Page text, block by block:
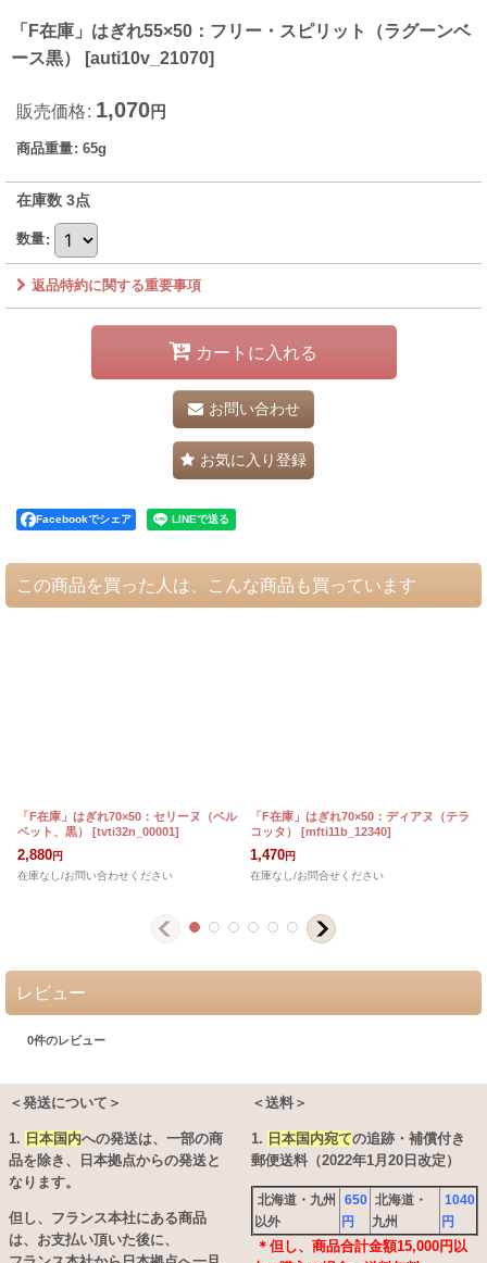
「F在庫」はぎれ55×50：フリー・スピリット（ラグーンベ
ース黒）
[auti10v_21070]
販売価格: 1,070円
商品重量: 65g
在庫数 3点
数量:
返品特約に関する重要事項
カートに入れる
お問い合わせ
お気に入り登録
Facebookでシェア
この商品を買った人は、こんな商品も買っています
「F在庫」はぎれ70×50：セリーヌ（ベル
ベット、黒）
[tvti32n_00001 ]
2,880円
在庫なし/お問い合わせください
「F在庫」はぎれ70×50：ディアヌ（テラ
コッタ）
[mfti11b_12340]
1,470円
在庫なし/お問合せください
レビュー
0件のレビュー
＜発送について＞
1. 日本国内への発送は、 一部の商
品を除き、日本拠点からの発送と
なります。
但し、フランス本社にある商品
は、お支払い頂いた後に、
＜送料＞
1. 日本国内宛ての追跡・補償付き
郵便送料（2022年1月20日改定）
北海道・九州
以外
650
円
北海道・
九州
1040
円
＊但し、商品合計金額15,000円以